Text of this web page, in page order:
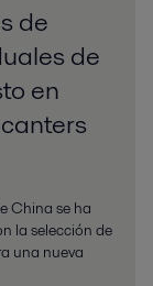
de
de
en
China se ha
la selección de
una nueva